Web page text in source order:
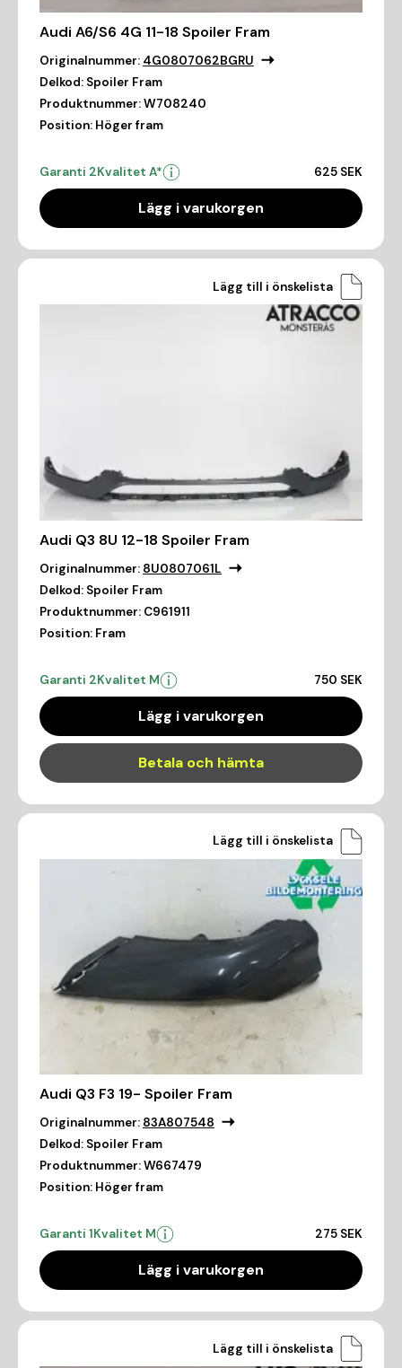
Audi A6/S6 4G 11-18 Spoiler Fram
Originalnummer: 4G0807062BGRU
Delkod: Spoiler Fram
Produktnummer:W708240
Position: Höger fram
Garanti 2Kvalitet A* 625 SEK
Lägg i varukorgen
Lägg till i önskelista
Audi Q3 8U 12-18 Spoiler Fram
Originalnummer: 8U0807061L
Delkod: Spoiler Fram
Produktnummer: C961911
Position: Fram
Garanti 2Kvalitet M 750 SEK
Lägg i varukorgen
Betala och hämta
Lägg till i önskelista
Audi Q3 F3 19- Spoiler Fram
Originalnummer: 83A807548
Delkod: Spoiler Fram
Produktnummer:W667479
Position: Höger fram
Garanti 1Kvalitet M 275 SEK
Lägg i varukorgen
Lägg till i önskelista